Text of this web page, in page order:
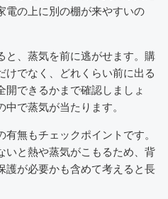
電の上に別の棚が来やすいの
と、蒸気を前に逃がせます。購
けでなく、どれくらい前に出る
できるかまで確認しましょ
で蒸気が当たります。
無もチェックポイントです。
いと熱や蒸気がこもるため、背
護が必要かも含めて考えると長